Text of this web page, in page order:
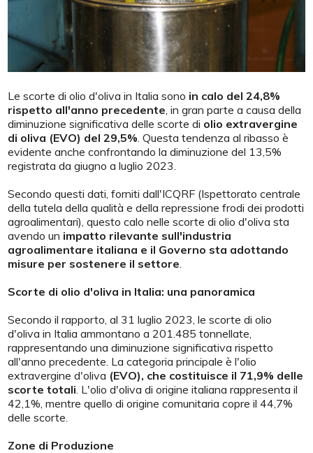
Le scorte di olio d'oliva in Italia sono in calo del 24,8%
rispetto all'anno precedente , in gran parte a causa della
diminuzione significativa delle scorte di olio extravergine
di oliva (EVO) del 29,5% . Questa tendenza al ribasso è
evidente anche confrontando la diminuzione del 13,5%
registrata da giugno a luglio 2023.
Secondo questi dati, forniti dall'ICQRF (Ispettorato centrale
della tutela della qualità e della repressione frodi dei prodotti
agroalimentari), questo calo nelle scorte di olio d'oliva sta
avendo un impatto rilevante sull'industria
agroalimentare italiana e il Governo sta adottando
misure per sostenere il settore
Scorte di olio d'oliva in Italia: una panoramica
Secondo il rapporto, al 31 luglio 2023, le scorte di olio
d'oliva in Italia ammontano a 201.485 tonnellate,
rappresentando una diminuzione significativa rispetto
all'anno precedente. La categoria principale è l'olio
extravergine d'oliva (EVO), che costituisce il 71,9% delle
scorte totali . L'olio d'oliva di origine italiana rappresenta il
42,1%, mentre quello di origine comunitaria copre il 44,7%
delle scorte.
Zone di Produzione